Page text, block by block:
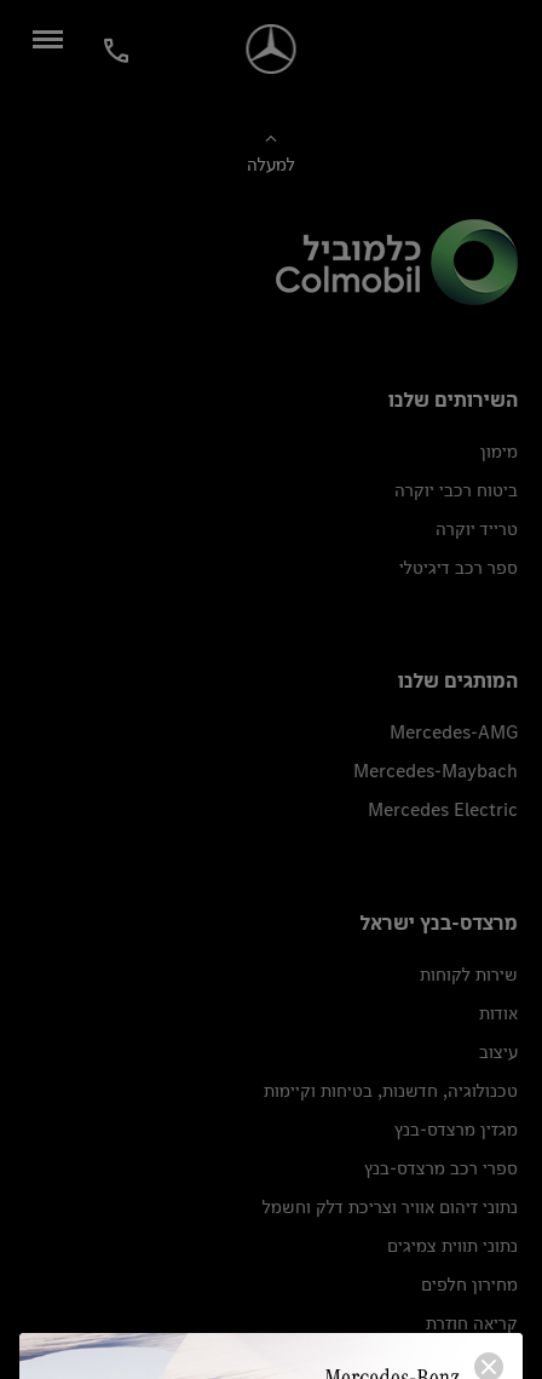
למעלה
השירותים שלנו
מימון
ביטוח רכבי יוקרה
טרייד יוקרה
ספר רכב דיגיטלי
המותגים שלנו
Mercedes-AMG
Mercedes-Maybach
Mercedes Electric
מרצדס-בנץ ישראל
שירות לקוחות
אודות
עיצוב
טכנולוגיה, חדשנות, בטיחות וקיימות
מגזין מרצדס-בנץ
ספרי רכב מרצדס-בנץ
נתוני זיהום אוויר וצריכת דלק וחשמל
נתוני תווית צמיגים
מחירון חלפים
קריאה חוזרת
הודעה על הטבות לרכבי מרצדס בהסדר פשרה בתצ 56447-02-19